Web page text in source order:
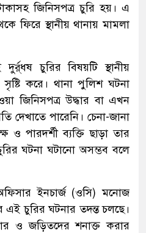
জিনিসপত্র চুরি হয়। এ
ফিরে স্থানীয় থানায় মামলা
চুরির বিষয়টি স্থানীয়
করে। থানা পুলিশ ঘটনা
জিনিসপত্র উদ্ধার বা এখন
দেখাতে পারেনি। চেনা-জানা
ও পারদর্শী ব্যক্তি ছাড়া তার
ঘটনা ঘটানো অসম্ভব বলে
ইনচার্জ (ওসি) মনোজ
এই চুরির ঘটনার তদন্ত চলছে।
ও জড়িতদের শনাক্ত করার